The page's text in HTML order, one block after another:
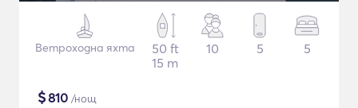
Ветроходна яхта
50 ft
15 m
10 5 5
$810 /нощ